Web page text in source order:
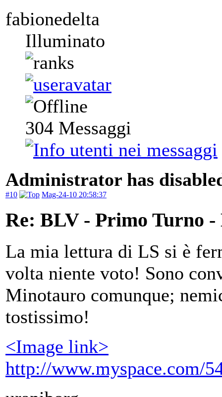
fabionedelta
Illuminato
304 Messaggi
Administrator has
#10 Mag-24-10 20:58:37
Re: BLV - Primo Turno
La mia lettura di LS si è
volta niente voto! Sono
Minotauro comunque;
tostissimo!
<Image link>
http://www.myspace.com/